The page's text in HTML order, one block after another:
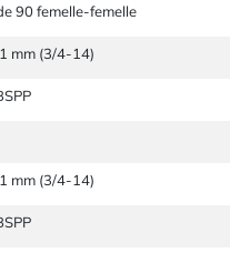
90 femelle-femelle
mm (3/4-14)
mm (3/4-14)